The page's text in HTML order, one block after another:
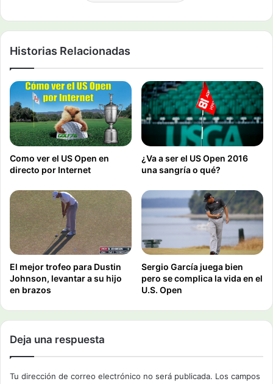
Historias Relacionadas
Como ver el US Open en
directo por Internet
¿Va a ser el US Open 2016
una sangría o qué?
El mejor trofeo para Dustin
Johnson, levantar a su hijo
en brazos
Sergio García juega bien
pero se complica la vida en el
U.S. Open
Deja una respuesta
Tu dirección de correo electrónico no será publicada. Los campos